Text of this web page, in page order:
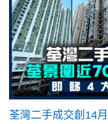
荃灣二手成交創14